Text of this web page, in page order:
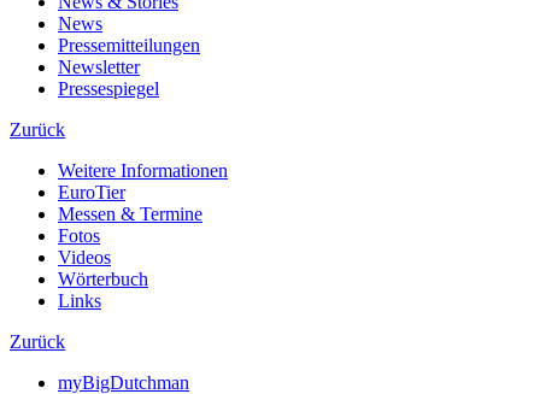
News
Pressemitteilungen
Newsletter
Pressespiegel
Zurück
Weitere Informationen
EuroTier
Messen & Termine
Fotos
Videos
Wörterbuch
Links
Zurück
myBigDutchman